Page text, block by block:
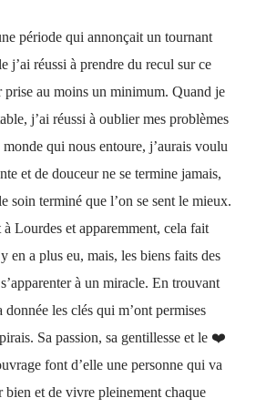
période qui annonçait un tournant
j’ai réussi à prendre du recul sur ce
prise au moins un minimum. Quand je
j’ai réussi à oublier mes problèmes
qui nous entoure, j’aurais voulu
et de douceur ne se termine jamais,
soin terminé que l’on se sent le mieux.
à Lourdes et apparemment, cela fait
en a plus eu, mais, les biens faits des
à un miracle. En trouvant
donnée les clés qui m’ont permises
Sa passion, sa gentillesse et le ❤️
font d’elle une personne qui va
bien et de vivre pleinement chaque